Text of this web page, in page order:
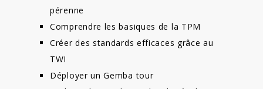
pérenne
Comprendre les basiques de la TPM
Créer des standards efficaces grâce au
TWI
Déployer un Gemba tour